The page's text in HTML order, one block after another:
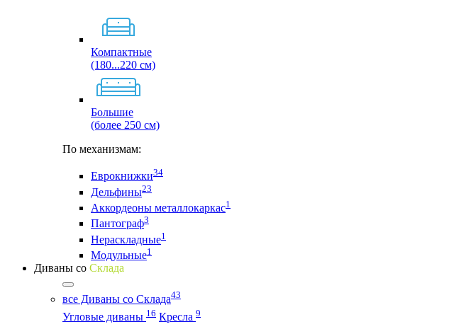
Компактные
(180...220 см)
Большие
(более 250 см)
По механизмам:
Еврокнижки34
Дельфины23
Аккордеоны металлокаркас1
Пантограф3
Нераскладные1
Модульные1
Диваны со Склада
все Диваны со Склада43
Угловые диваны 16 Кресла 9